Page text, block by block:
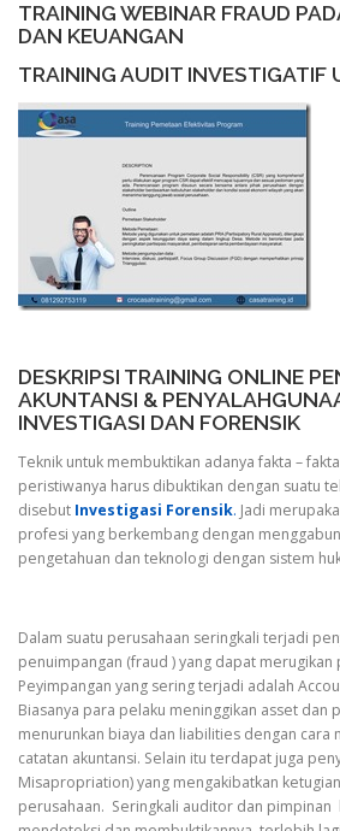
TRAINING WEBINAR FRAUD
DAN KEUANGAN
TRAINING AUDIT INVESTIGATIF
DESKRIPSI TRAINING ONLINE
AKUNTANSI &
INVESTIGASI DAN FORENSIK
Teknik untuk membuktikan adanya fakta –
peristiwanya harus dibuktikan dengan suatu
disebut Investigasi Forensik. Jadi
profesi yang berkembang dengan
pengetahuan dan teknologi dengan sistem
Dalam suatu perusahaan seringkali terjadi
penuimpangan (fraud ) yang dapat merugikan
Peyimpangan yang sering terjadi adalah
Biasanya para pelaku meninggikan asset dan
menurunkan biaya dan liabilities dengan cara
catatan akuntansi. Selain itu terdapat juga
Misapropriation) yang mengakibatkan
perusahaan. Seringkali auditor dan pimpinan